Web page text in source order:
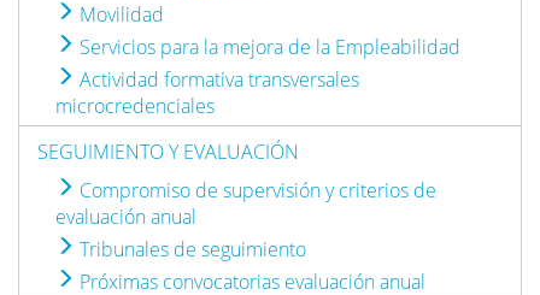
Movilidad
Servicios para la mejora de la Empleabilidad
Actividad formativa transversales
microcredenciales
SEGUIMIENTO Y EVALUACIÓN
Compromiso de supervisión y criterios de
evaluación anual
Tribunales de seguimiento
Próximas convocatorias evaluación anual